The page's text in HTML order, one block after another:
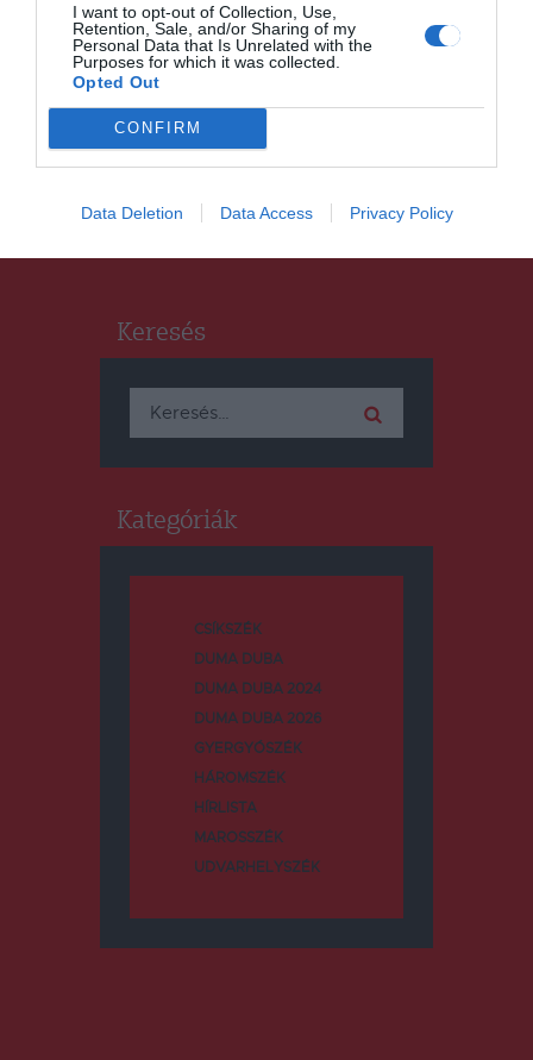
I want to opt-out of Collection, Use,
Retention, Sale, and/or Sharing of my
Personal Data that Is Unrelated with the
Purposes for which it was collected.
Opted Out
CONFIRM
Data Deletion Data Access Privacy Policy
HÍRLISTA
Nikotinmérgezést okozhat az
Elf Bar
Keresés
Keresés:
Kategóriák
CSÍKSZÉK
DUMA DUBA
DUMA DUBA 2024
DUMA DUBA 2026
GYERGYÓSZÉK
HÁROMSZÉK
HÍRLISTA
MAROSSZÉK
UDVARHELYSZÉK